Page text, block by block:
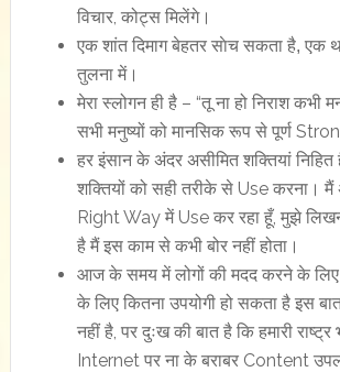
विचार, कोट्स मिलेंगे।
एक शांत दिमाग बेहतर साेच सकता है, एक
तुलना में।
मेरा स्लोगन ही है – “तू ना हो निराश कभी
सभी मनुष्यों को मानसिक रूप से पूर्ण
हर इंसान के अंदर असीमित शक्तियां
शक्तियों को सही तरीके से Use करना। मैं
Right Way में Use कर रहा हूँ, मुझे
है मैं इस काम से कभी बोर नहीं होता।
आज के समय में लोगों की मदद करने के
के लिए कितना उपयोगी हो सकता है इस
नहीं है, पर दुःख की बात है कि हमारी राष्ट्र
Internet पर ना के बराबर Content